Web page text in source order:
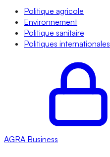
Politique agricole
Environnement
Politique sanitaire
Politiques internationales
AGRA Business